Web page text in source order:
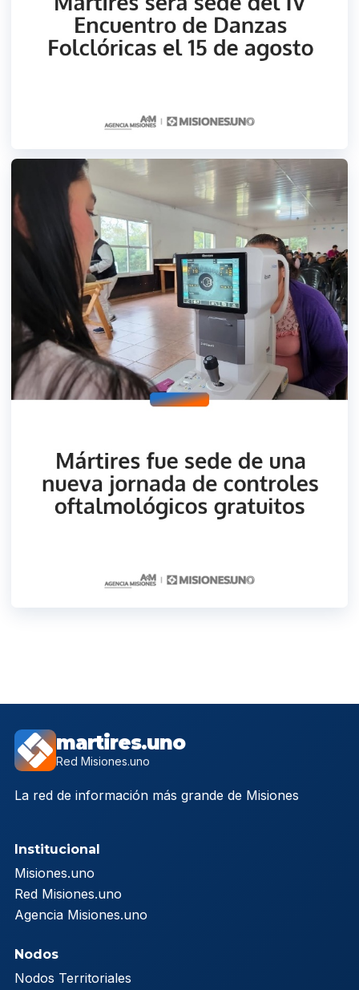
martires.uno
Red Misiones.uno
La red de información más grande de Misiones
Institucional
Misiones.uno
Red Misiones.uno
Agencia Misiones.uno
Nodos
Nodos Territoriales